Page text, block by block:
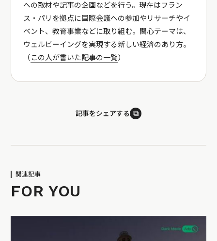
への取材や記事の企画などを行う。現在はフラン
ス・パリを拠点に国際会議への参加やリサーチやイ
ベント、教育事業などに取り組む。関心テーマは、
ウェルビーイングを実現する新しい経済のあり方。
（この人が書いた記事の一覧）
記事をシェアする ⧉
関連記事
FOR YOU